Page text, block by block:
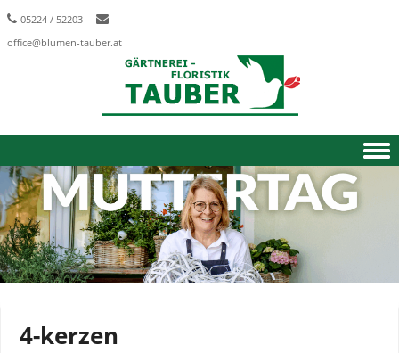
05224 / 52203
office@blumen-tauber.at
Skip to content
4-kerzen